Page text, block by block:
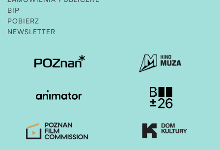
BIP
POBIERZ
NEWSLETTER
Otwiera stronę w nowej karcie Otwiera stronę w
Otwiera stronę w nowej karcie Otwiera stronę w
Otwiera stronę w nowej karcie Otwiera stronę w